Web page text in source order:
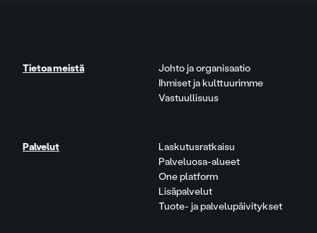
Tietoa meistä
Johto ja organisaatio
Ihmiset ja kulttuurimme
Vastuullisuus
Palvelut
Laskutusratkaisu
Palveluosa-alueet
One platform
Lisäpalvelut
Tuote- ja palvelupäivitykset